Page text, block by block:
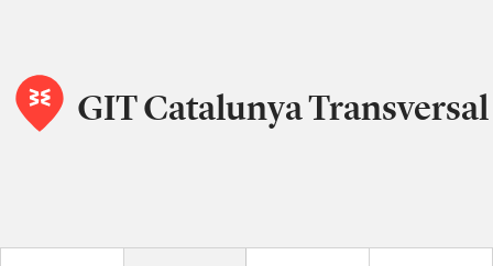
GIT Catalunya Transversal